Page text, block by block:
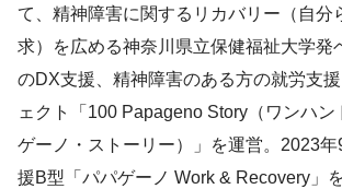
て、精神障害に関するリカバリー（自分
求）を広める神奈川県立保健福祉大学発
のDX支援、精神障害のある方の就労支
ェクト「100 Papageno Story（ワンハン
ゲーノ・ストーリー）」を運営。2023
援B型「パパゲーノ Work & Recovery」